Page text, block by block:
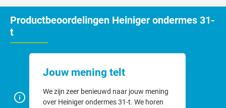
Productbeoordelingen Heiniger ondermes 31-
t
Jouw mening telt
We zijn zeer benieuwd naar jouw mening
over Heiniger ondermes 31-t. We horen